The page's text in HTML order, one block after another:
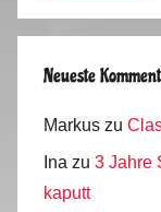
Neueste
Markus zu
Ina zu 3 Jahre
kaputt